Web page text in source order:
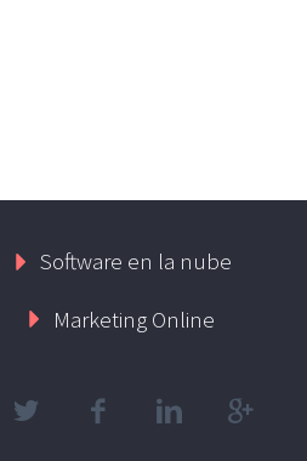
Software en la nube
Marketing Online